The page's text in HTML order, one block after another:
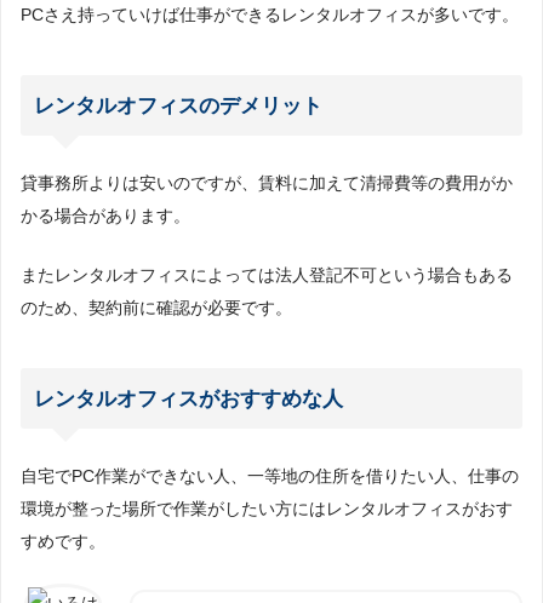
PCさえ持っていけば仕事ができるレンタルオフィスが多いです。
レンタルオフィスのデメリット
貸事務所よりは安いのですが、賃料に加えて清掃費等の費用がか
かる場合があります。
またレンタルオフィスによっては法人登記不可という場合もある
のため、契約前に確認が必要です。
レンタルオフィスがおすすめな人
自宅でPC作業ができない人、一等地の住所を借りたい人、仕事の
環境が整った場所で作業がしたい方にはレンタルオフィスがおす
すめです。